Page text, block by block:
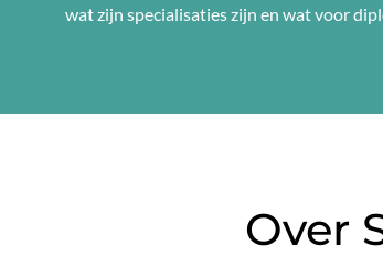
wat zijn specialisaties zijn en wat voor
Over